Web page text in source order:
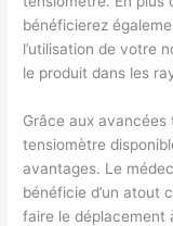
bénéficierez
l’utilisation de votre
le produit dans les
Grâce aux
tensiomètre
avantages. Le
bénéficie d’un atout
faire le déplacement